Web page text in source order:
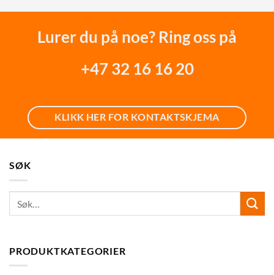
Lurer du på noe? Ring oss på
+47 32 16 16 20
KLIKK HER FOR KONTAKTSKJEMA
SØK
PRODUKTKATEGORIER